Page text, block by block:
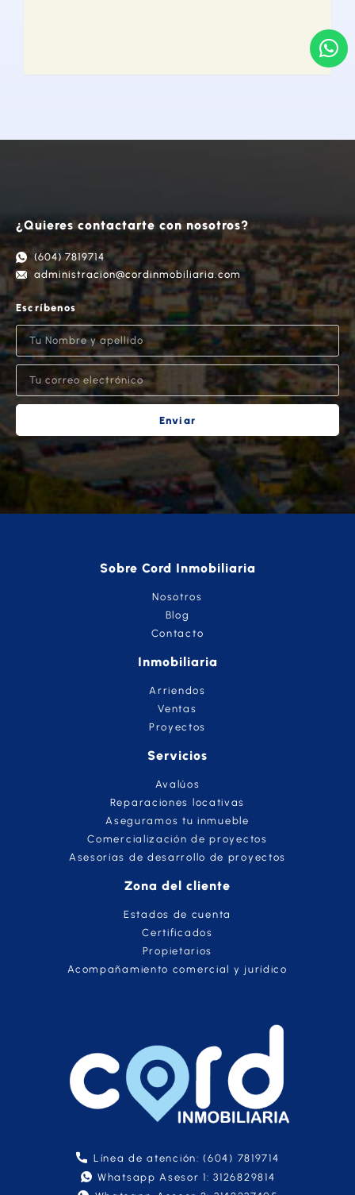
¿Quieres contactarte con nosotros?
(604) 7819714
administracion@cordinmobiliaria.com
Escríbenos
Enviar
Sobre Cord Inmobiliaria
Nosotros
Blog
Contacto
Inmobiliaria
Arriendos
Ventas
Proyectos
Servicios
Avalúos
Reparaciones locativas
Aseguramos tu inmueble
Comercialización de proyectos
Asesorías de desarrollo de proyectos
Zona del cliente
Estados de cuenta
Certificados
Propietarios
Acompañamiento comercial y jurídico
Línea de atención: (604) 7819714
Whatsapp Asesor 1: 3126829814